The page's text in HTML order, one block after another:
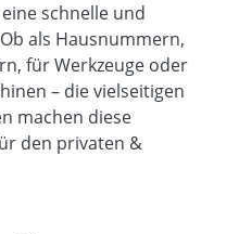
schnelle und
als Hausnummern,
für Werkzeuge oder
– die vielseitigen
machen diese
den privaten &